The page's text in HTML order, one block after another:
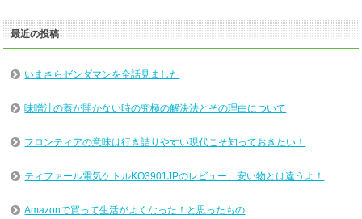
最近の投稿
いまさらゼンダマンを全話見ました
味噌汁の蓋が開かない時の究極の解決法とその理由について
フロンティアの意味は行き詰りやすい現代こそ知っておきたい！
ティファール電気ケトルKO3901JPのレビュー、安い物とは違うよ！
Amazonで買って生活がよくなった！と思ったもの